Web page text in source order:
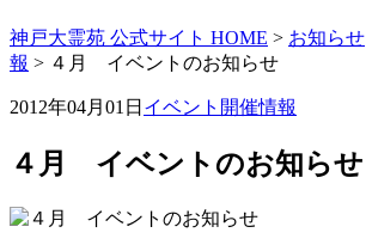
神戸大霊苑 公式サイト HOME > お知らせ
報 > ４月 イベントのお知らせ
2012年04月01日 イベント開催情報
４月 イベントのお知らせ